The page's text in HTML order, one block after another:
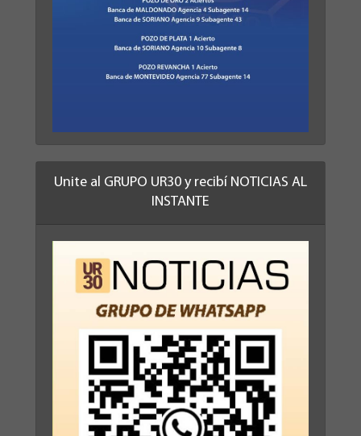
Unite al GRUPO UR30 y recibí NOTICIAS AL
INSTANTE